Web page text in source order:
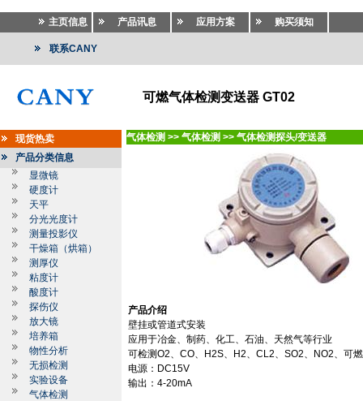
主页信息 产品讯息 应用方案 购买须知
联系CANY
可燃气体检测变送器 GT02
现货热卖
产品分类信息
显微镜
硬度计
天平
分光光度计
测量投影仪
干燥箱（烘箱）
测厚仪
粘度计
酸度计
探伤仪
放大镜
培养箱
物性分析
无损检测
实验设备
气体检测
气体检测 >> 气体检测 >> 气体检测探头/变送器
产品介绍
壁挂或管道式安装
应用于冶金、制药、化工、石油、天然气等行业
可检测O2、 CO、 H2S、 H2、 CL2、 SO2、 NO2、可
电源： DC15V
输出： 4-20mA